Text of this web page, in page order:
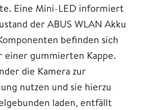
Eine Mini-LED informiert
der ABUS WLAN Akku
befinden sich
einer gummierten Kappe.
die Kamera zur
nutzen und sie hierzu
laden, entfällt